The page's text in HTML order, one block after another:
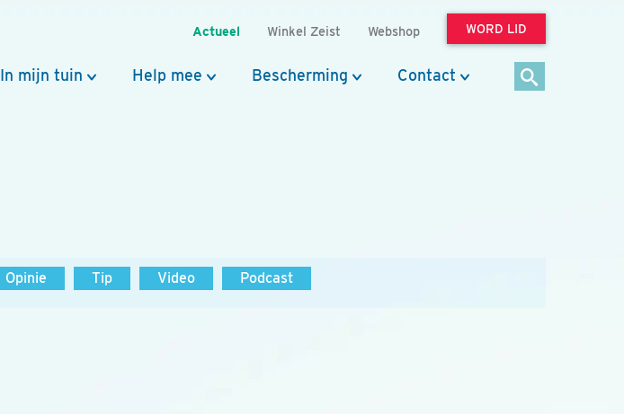
Actueel Winkel Zeist Webshop WORD LID
In mijn tuin Help mee Bescherming Contact
Opinie Tip Video Podcast